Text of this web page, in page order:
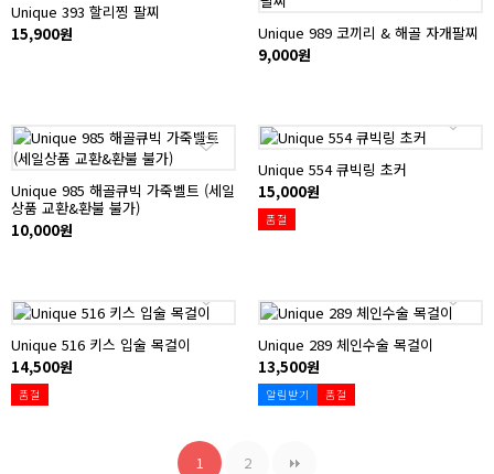
Unique 393 할리찡 팔찌
15,900원
Unique 989 코끼리 & 해골 자개팔찌
9,000원
Unique 985 해골큐빅 가죽벨트 (세일
상품 교환&환불 불가)
10,000원
Unique 554 큐빅링 초커
15,000원
품절
Unique 516 키스 입술 목걸이
14,500원
품절
Unique 289 체인수술 목걸이
13,500원
알림받기 품절
1 2